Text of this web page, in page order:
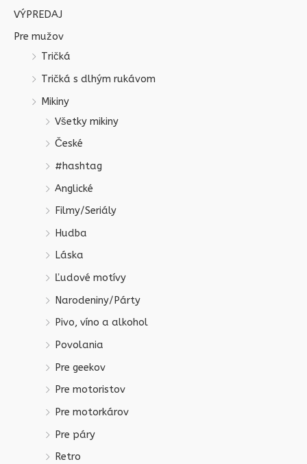
VÝPREDAJ
Pre mužov
Tričká
Tričká s dlhým rukávom
Mikiny
Všetky mikiny
České
#hashtag
Anglické
Filmy/Seriály
Hudba
Láska
Ľudové motívy
Narodeniny/Párty
Pivo, víno a alkohol
Povolania
Pre geekov
Pre motoristov
Pre motorkárov
Pre páry
Retro